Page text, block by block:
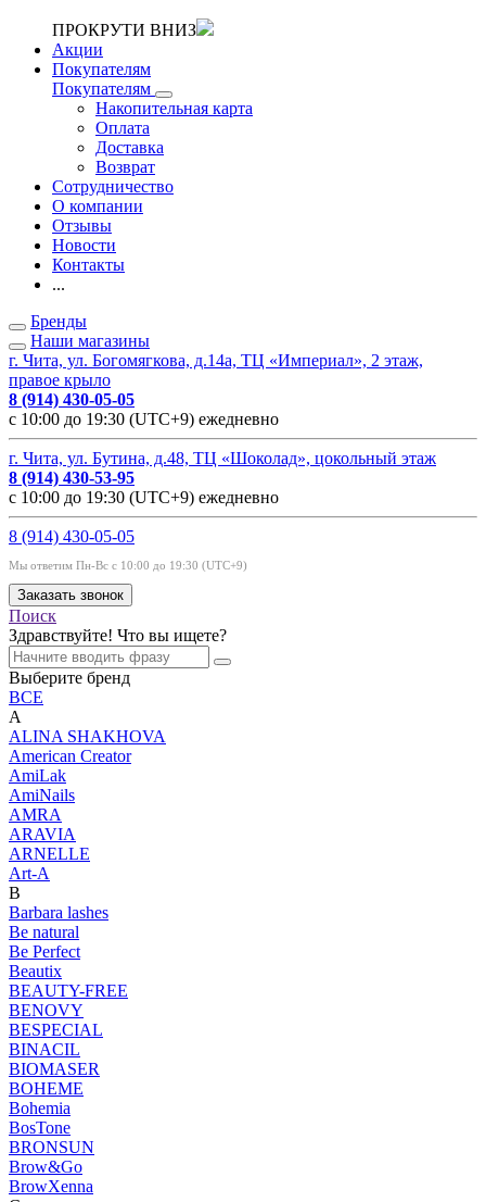
ПРОКРУТИ ВНИЗ
Акции
Покупателям
Покупателям
Накопительная карта
Оплата
Доставка
Возврат
Сотрудничество
О компании
Отзывы
Новости
Контакты
...
Бренды
Наши магазины
г. Чита, ул. Богомягкова, д.14а, ТЦ «Империал», 2 этаж,
правое крыло
8 (914) 430-05-05
с 10:00 до 19:30 (UTC+9) ежедневно
г. Чита, ул. Бутина, д.48, ТЦ «Шоколад», цокольный этаж
8 (914) 430-53-95
с 10:00 до 19:30 (UTC+9) ежедневно
8 (914) 430-05-05
Мы ответим Пн-Вс с 10:00 до 19:30 (UTC+9)
Заказать звонок
Поиск
Здравствуйте! Что вы ищете?
Выберите бренд
ВСЕ
A
ALINA SHAKHOVA
American Creator
AmiLak
AmiNails
AMRA
ARAVIA
ARNELLE
Art-A
B
Barbara lashes
Be natural
Be Perfect
Beautix
BEAUTY-FREE
BENOVY
BESPECIAL
BINACIL
BIOMASER
BOHEME
Bohemia
BosTone
BRONSUN
Brow&Go
BrowXenna